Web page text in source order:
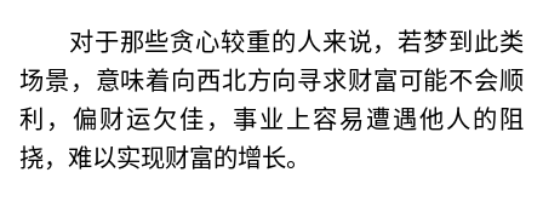
对于那些贪心较重的人来说，若梦到此类
场景，意味着向西北方向寻求财富可能不会顺
利，偏财运欠佳，事业上容易遭遇他人的阻
挠，难以实现财富的增长。